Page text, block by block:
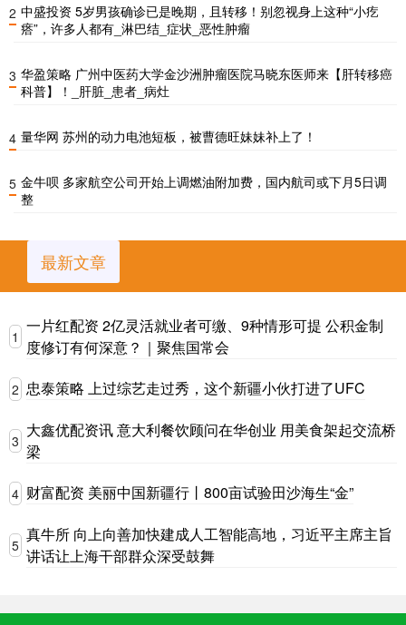
2 中盛投资 5岁男孩确诊已是晚期，且转移！别忽视身上这种“小疙
瘩”，许多人都有_淋巴结_症状_恶性肿瘤
3 华盈策略 广州中医药大学金沙洲肿瘤医院马晓东医师来【肝转移癌
科普】！_肝脏_患者_病灶
4 量华网 苏州的动力电池短板，被曹德旺妹妹补上了！
5 金牛呗 多家航空公司开始上调燃油附加费，国内航司或下月5日调
整
最新文章
1
一片红配资 2亿灵活就业者可缴、9种情形可提 公积金制
度修订有何深意？｜聚焦国常会
2 忠泰策略 上过综艺走过秀，这个新疆小伙打进了UFC
3
大鑫优配资讯 意大利餐饮顾问在华创业 用美食架起交流桥
梁
4 财富配资 美丽中国新疆行丨800亩试验田沙海生“金”
5
真牛所 向上向善加快建成人工智能高地，习近平主席主旨
讲话让上海干部群众深受鼓舞